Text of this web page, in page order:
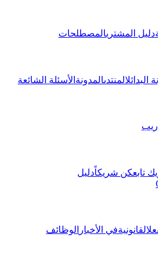
دليل المشتريالمصطلحات
البدائلالمنتدىالمدونة الأسئلة الشائعة
تابعكن شريكاًدليل
القانونيةفي الأخبار الوظائف